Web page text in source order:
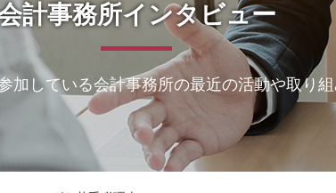
計事務所インタビュー
加している会計事務所の最近の活動や取り